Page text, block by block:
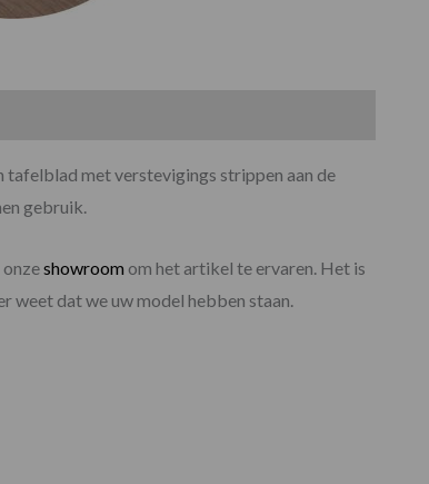
tafelblad met verstevigings strippen aan de
gebruik.
showroom om het artikel te ervaren. Het is
weet dat we uw model hebben staan.